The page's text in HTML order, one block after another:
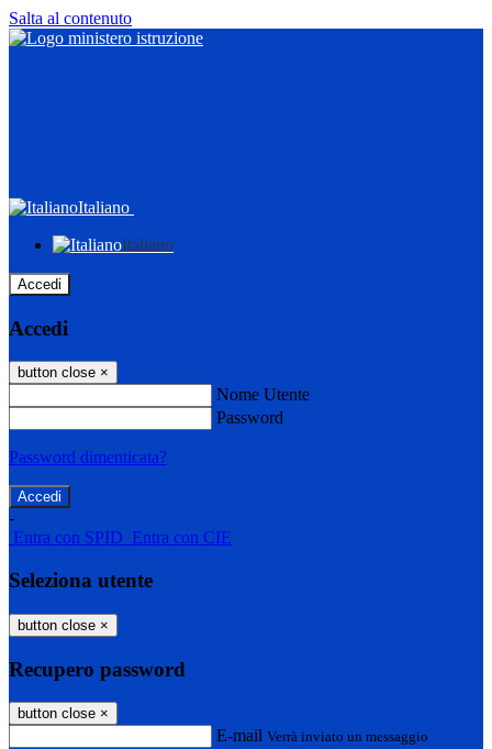
Salta al contenuto
Italiano
Italiano
Accedi
Accedi
button close ×
Nome Utente
Password
Password dimenticata?
-
Entra con SPID Entra con CIE
Seleziona utente
button close ×
Recupero password
button close ×
E-mail Verrà inviato un messaggio